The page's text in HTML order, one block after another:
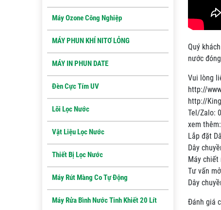
Quý
nước
Vui lòng
http://
http://
Tel/Zalo:
xem thêm:
Lắp đặt
Dây
Máy chiết
Tư vấn
Dây
Đánh giá
Máy Ozone Công Nghiệp
MÁY PHUN KHÍ NITƠ LỎNG
MÁY IN PHUN DATE
Đèn Cực Tím UV
Lõi Lọc Nước
Vật Liệu Lọc Nước
Thiết Bị Lọc Nước
Máy Rút Màng Co Tự Động
Máy Rửa Bình Nước Tinh Khiết 20 Lít